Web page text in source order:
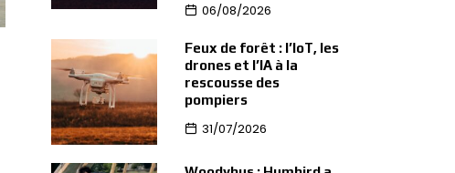
06/08/2026
Feux de forêt : l’IoT, les
drones et l’IA à la
rescousse des
pompiers
31/07/2026